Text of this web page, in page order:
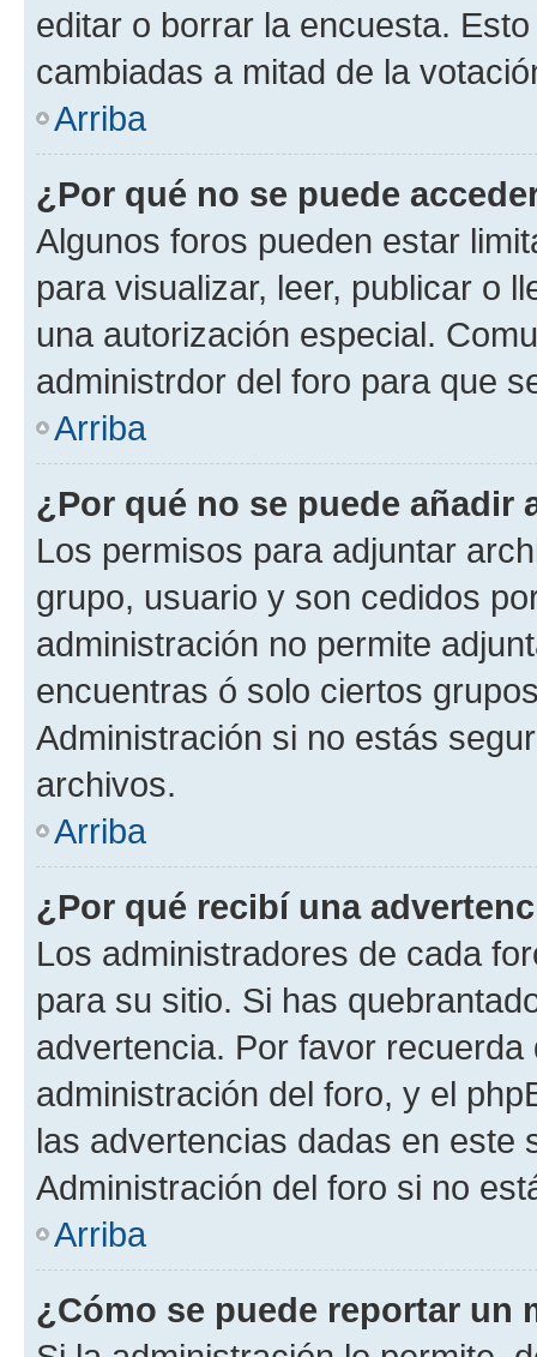
editar o borrar la encuesta.
cambiadas a mitad de la
Arriba
¿Por qué no se puede
Algunos foros pueden estar
para visualizar, leer, publicar o
una autorización especial.
administrdor del foro para que
Arriba
¿Por qué no se puede añadir
Los permisos para adjuntar
grupo, usuario y son cedidos
administración no permite
encuentras ó solo ciertos
Administración si no estás
archivos.
Arriba
¿Por qué recibí una
Los administradores de cada
para su sitio. Si has
advertencia. Por favor
administración del foro, y el
las advertencias dadas en este
Administración del foro si no
Arriba
¿Cómo se puede reportar un